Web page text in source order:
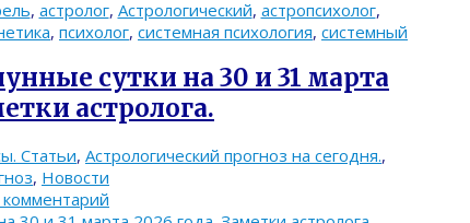
, астролог, Астрологический, астропсихолог,
, психолог, системная психология, системный
сутки на 30 и 31 марта
астролога.
Статьи, Астрологический прогноз на сегодня.,
, Новости